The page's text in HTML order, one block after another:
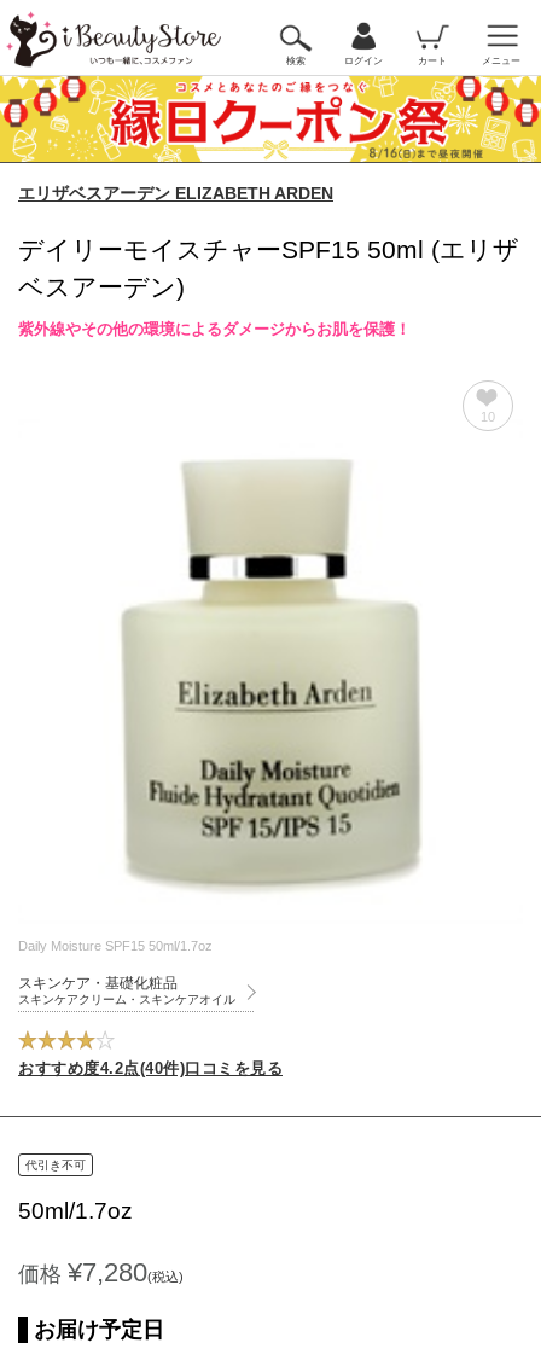
検索 ログイン カート メニュー
エリザベスアーデン ELIZABETH ARDEN
デイリーモイスチャーSPF15 50ml (エリザ
ベスアーデン)
紫外線やその他の環境によるダメージからお肌を保護！
10
Daily Moisture SPF15 50ml/1.7oz
スキンケア・基礎化粧品
スキンケアクリーム・スキンケアオイル
おすすめ度4.2点(40件)口コミを見る
代引き不可
50ml/1.7oz
価格 ¥7,280(税込)
お届け予定日